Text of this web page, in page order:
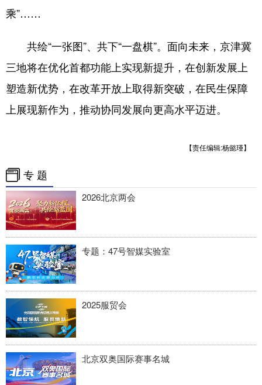
乘”……
共绘“一张图”、共下“一盘棋”。面向未来，京津冀
三地将在优化首都功能上实现新提升，在创新发展上
塑造新优势，在改革开放上取得新突破，在民生保障
上展现新作为，推动协同发展向更高水平迈进。
【责任编辑:杨懿瑾】
专 题
2026北京两会
专题：47号智媒实验室
2025服贸会
北京双奥国际赛事名城